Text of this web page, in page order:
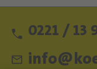
0221 / 13